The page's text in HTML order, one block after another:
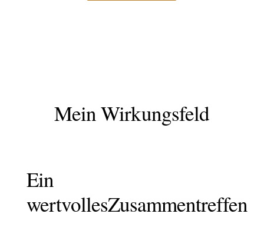
Mein Wirkungsfeld
Ein
wertvollesZusammentreffen